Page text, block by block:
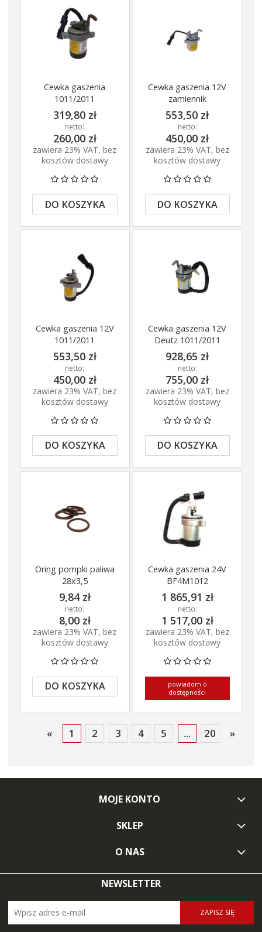
Cewka gaszenia
1011/2011
319,80 zł
netto:
260,00 zł
zawiera 23% VAT, bez
kosztów dostawy
DO KOSZYKA
Cewka gaszenia 12V
zamiennik
553,50 zł
netto:
450,00 zł
zawiera 23% VAT, bez
kosztów dostawy
DO KOSZYKA
Cewka gaszenia 12V
1011/2011
553,50 zł
netto:
450,00 zł
zawiera 23% VAT, bez
kosztów dostawy
DO KOSZYKA
Cewka gaszenia 12V
Deutz 1011/2011
928,65 zł
netto:
755,00 zł
zawiera 23% VAT, bez
kosztów dostawy
DO KOSZYKA
Oring pompki paliwa
28x3,5
9,84 zł
netto:
8,00 zł
zawiera 23% VAT, bez
kosztów dostawy
DO KOSZYKA
Cewka gaszenia 24V
BF4M1012
1 865,91 zł
netto:
1 517,00 zł
zawiera 23% VAT, bez
kosztów dostawy
powiadom o
dostępności
« 1 2 3 4 5 ... 20 »
MOJE KONTO
SKLEP
O NAS
NEWSLETTER
ZAPISZ SIĘ